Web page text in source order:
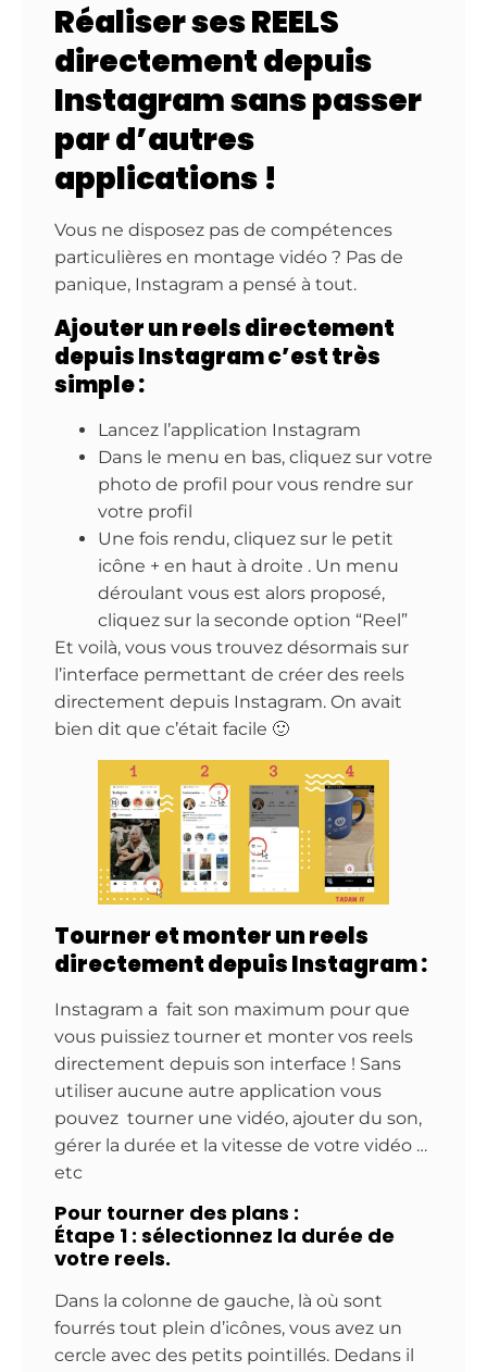
Réaliser ses REELS
directement depuis
Instagram sans passer
par d’autres
applications !
Vous ne disposez pas de compétences
particulières en montage vidéo ? Pas de
panique, Instagram a pensé à tout.
Ajouter un reels directement
depuis Instagram c’est très
simple :
Lancez l’application Instagram
Dans le menu en bas, cliquez sur votre
photo de profil pour vous rendre sur
votre profil
Une fois rendu, cliquez sur le petit
icône + en haut à droite . Un menu
déroulant vous est alors proposé,
cliquez sur la seconde option “Reel”
Et voilà, vous vous trouvez désormais sur
l’interface permettant de créer des reels
directement depuis Instagram. On avait
bien dit que c’était facile 🙂
Tourner et monter un reels
directement depuis Instagram :
Instagram a fait son maximum pour que
vous puissiez tourner et monter vos reels
directement depuis son interface ! Sans
utiliser aucune autre application vous
pouvez tourner une vidéo, ajouter du son,
gérer la durée et la vitesse de votre vidéo …
etc
Pour tourner des plans :
Étape 1 : sélectionnez la durée de
votre reels.
Dans la colonne de gauche, là où sont
fourrés tout plein d’icônes, vous avez un
cercle avec des petits pointillés. Dedans il